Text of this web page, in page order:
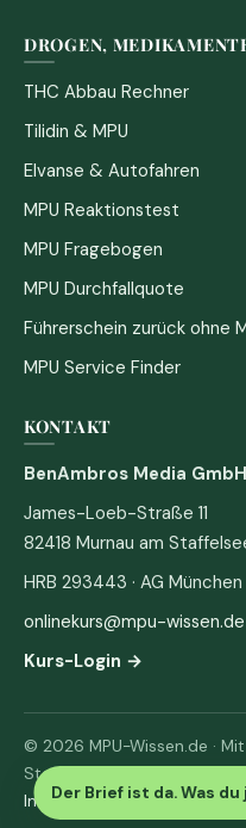
Der Brief ist da. Was
DROGEN,
THC Abbau Rechner
Tilidin & MPU
Elvanse & Autofahren
MPU Reaktionstest
MPU Fragebogen
MPU Durchfallquote
Führerschein zurück ohne
MPU Service Finder
KONTAKT
BenAmbros Media GmbH
James-Loeb-Straße 11
82418 Murnau am
HRB 293443 · AG München
onlinekurs@mpu-wissen.de
Kurs-Login →
© 2026 MPU-Wissen.de ·
Staffelsee
Impressum· Datenschutz &